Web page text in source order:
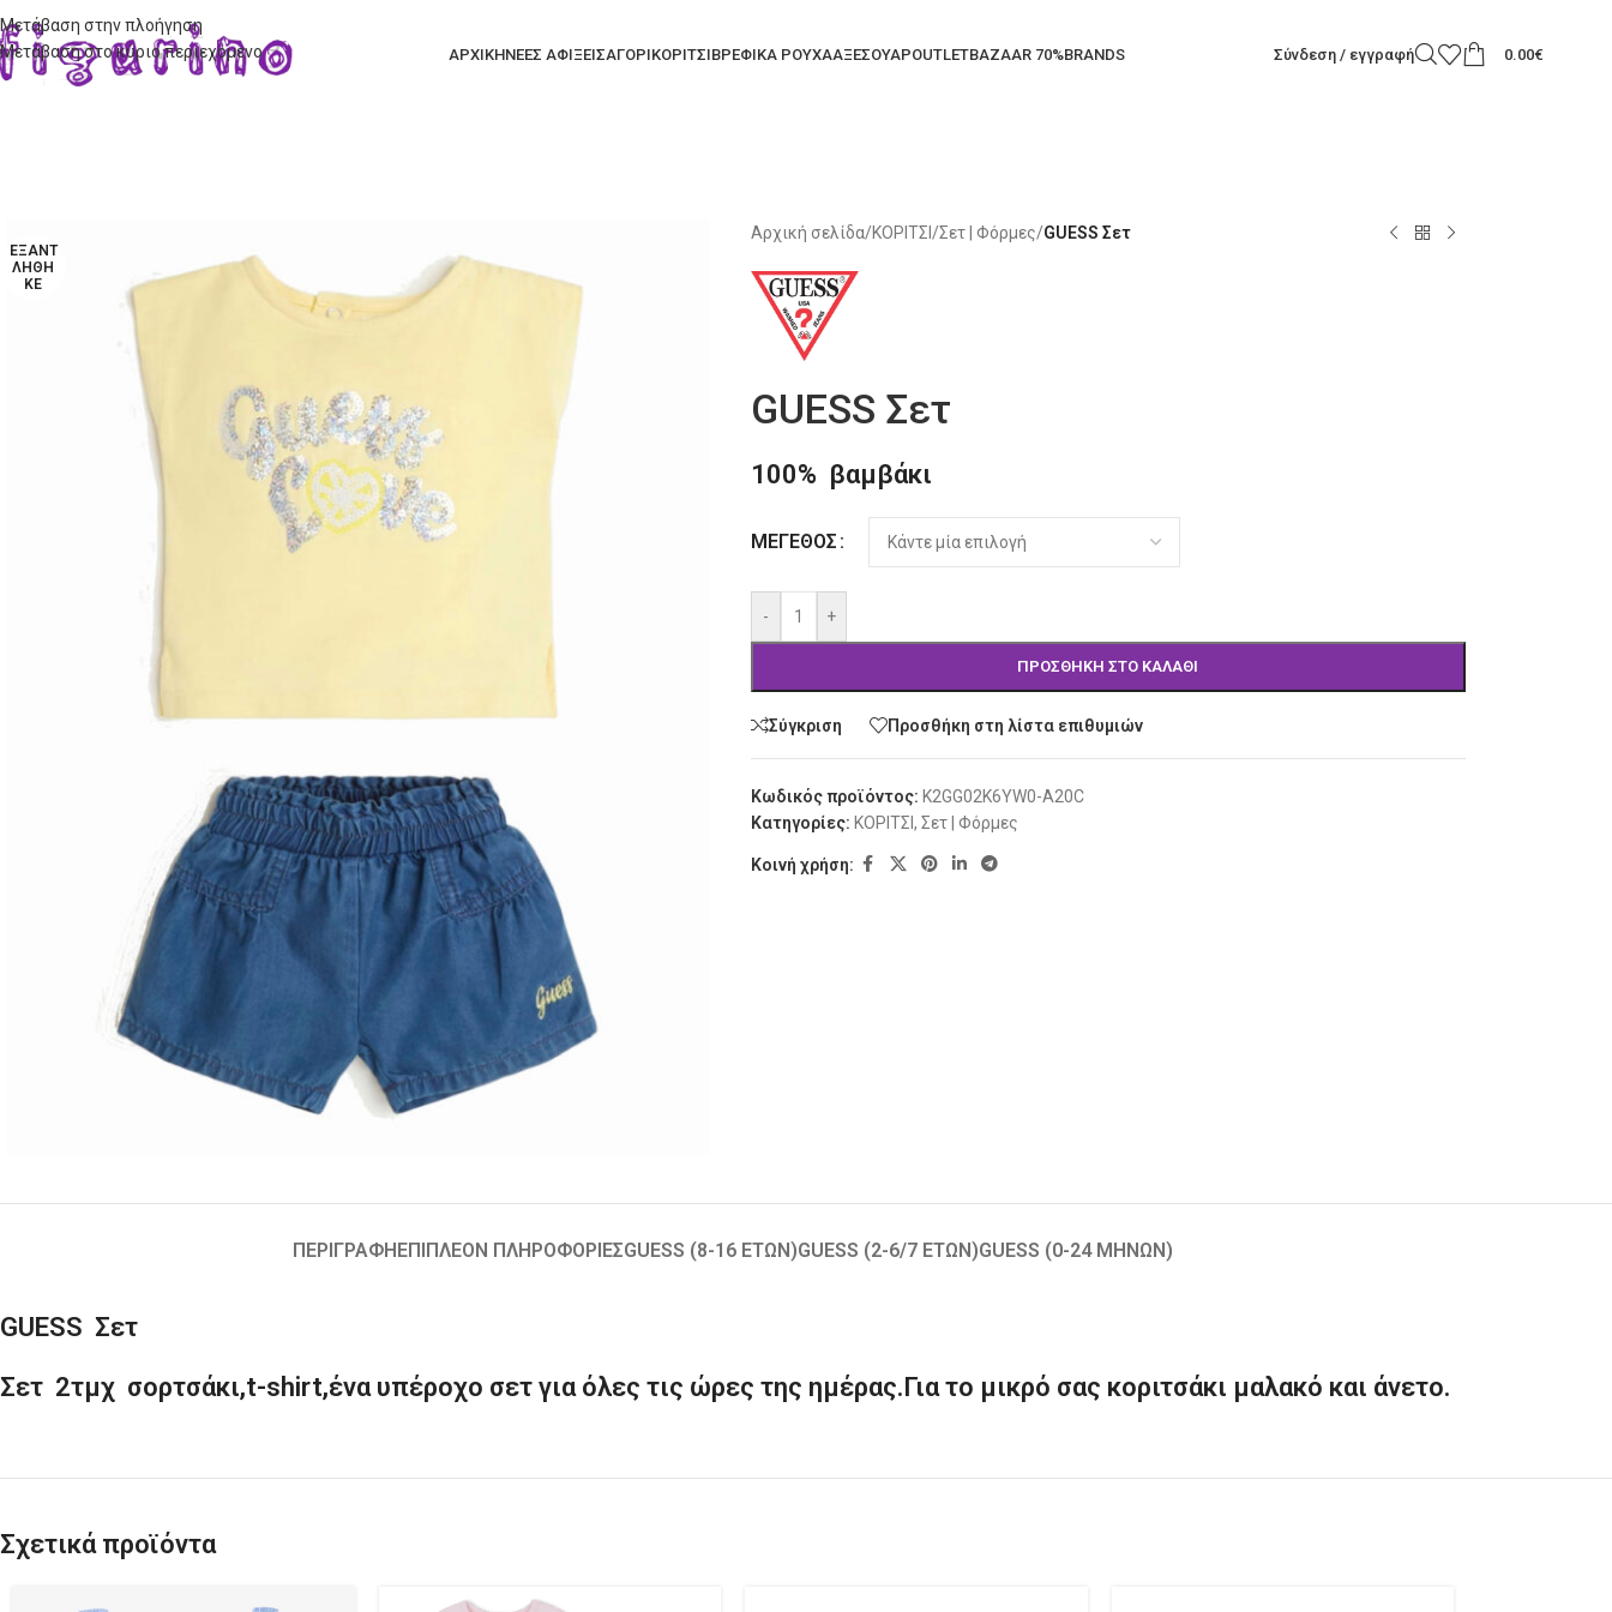
Μετάβαση στην πλοήγηση
Μετάβαση στο κύριο περιεχόμενο
ΑΡΧΙΚΗΝΕΕΣ ΑΦΙΞΕΙΣΑΓΟΡΙΚΟΡΙΤΣΙΒΡΕΦΙΚΑ ΡΟΥΧΑΑΞΕΣΟΥΑΡOUTLETBAZAAR 70%BRANDS Σύνδεση / εγγραφή 0.00€
ΕΞΑΝΤ
ΛΉΘΗ
ΚΕ
Αρχική σελίδα/ΚΟΡΙΤΣΙ /Σετ | Φόρμες/GUESS Σετ
GUESS Σετ
100% βαμβάκι
ΜΈΓΕΘΟΣ
- +
ΠΡΟΣΘΉΚΗ ΣΤΟ ΚΑΛΆΘΙ
Alternative:
Σύγκριση Προσθήκη στη λίστα επιθυμιών
Κωδικός προϊόντος: K2GG02K6YW0-A20C
Κατηγορίες: ΚΟΡΙΤΣΙ , Σετ | Φόρμες
Κοινή χρήση:
ΠΕΡΙΓΡΑΦΉ ΕΠΙΠΛΈΟΝ ΠΛΗΡΟΦΟΡΊΕΣGUESS (8-16 ΕΤΏΝ)GUESS (2-6/7 ΕΤΏΝ)GUESS (0-24 ΜΗΝΏΝ)
GUESS Σετ
Σετ 2τμχ σορτσάκι,t-shirt,ένα υπέροχο σετ για όλες τις ώρες της ημέρας.Για το μικρό σας κοριτσάκι μαλακό και άνετο.
Σχετικά προϊόντα